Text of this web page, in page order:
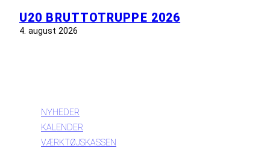
U20 BRUTTOTRUPPE 2026
4. august 2026
NYHEDER
KALENDER
VÆRKTØJSKASSEN